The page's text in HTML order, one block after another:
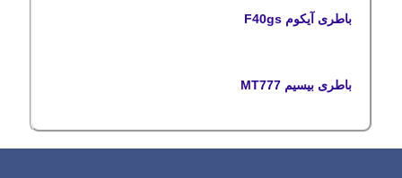
باطری آیکوم F40gs
باطری بیسیم MT777